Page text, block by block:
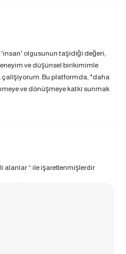
olgusunun taşıdığı değeri;
ve düşünsel birikimimle
Bu platformda, "daha
ve dönüşmeye katkı sunmak
alanlar*ile işaretlenmişlerdir